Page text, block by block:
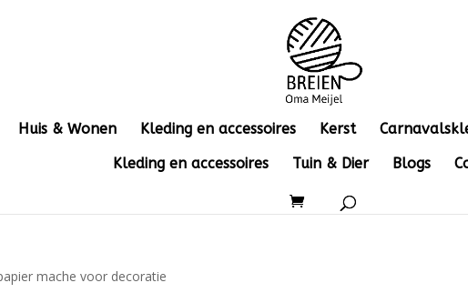
Huis & Wonen Kleding en accessoires Kerst
Kleding en accessoires
Tuin & Dier Blogs
mache voor decoratie